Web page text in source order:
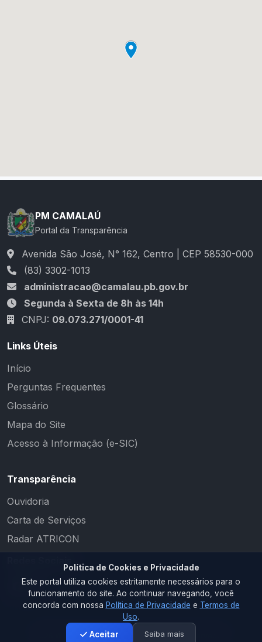
PM CAMALAÚ
Portal da Transparência
Avenida São José, N° 162, Centro | CEP 58530-000
(83) 3302-1013
administracao@camalau.pb.gov.br
Segunda à Sexta de 8h às 14h
CNPJ: 09.073.271/0001-41
Links Úteis
Início
Perguntas Frequentes
Glossário
Mapa do Site
Acesso à Informação (e-SIC)
Transparência
Ouvidoria
Carta de Serviços
Radar ATRICON
2026 © PM CAMALAÚ. Todos os direitos reservados.
Política de Cookies e Privacidade
Este portal utiliza cookies estritamente necessários para o
funcionamento do site. Ao continuar navegando, você
concorda com nossa Política de Privacidade e Termos de
Uso.
Aceitar
Saiba mais